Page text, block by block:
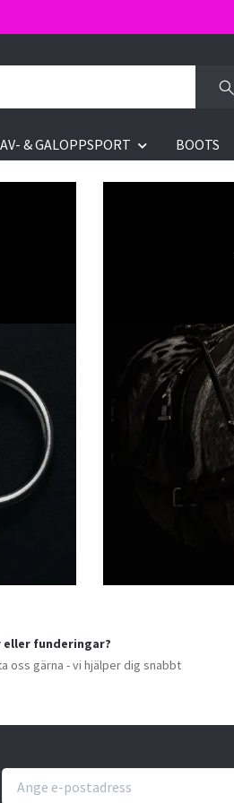
& GALOPPSPORT BOOTS
eller funderingar?
oss gärna - vi hjälper dig snabbt